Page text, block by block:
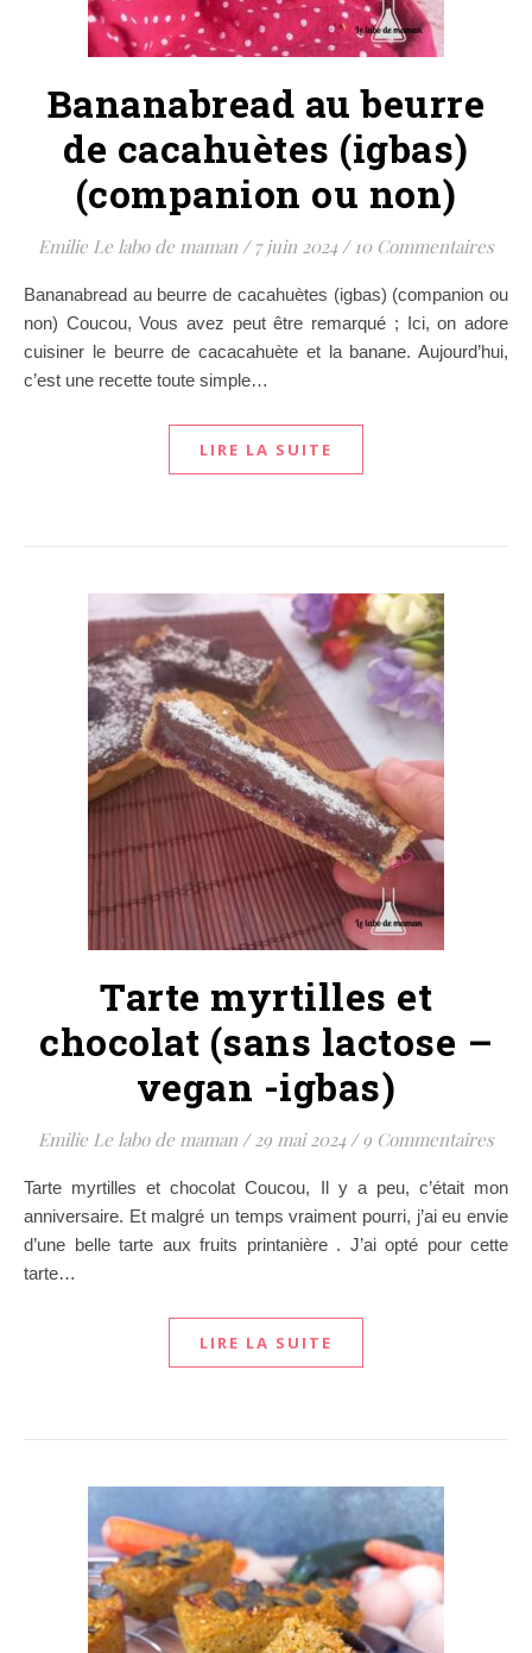
Bananabread au beurre
de cacahuètes (igbas)
(companion ou non)
Emilie Le labo de maman / 7 juin 2024 / 10 Commentaires
Bananabread au beurre de cacahuètes (igbas) (companion ou
non) Coucou, Vous avez peut être remarqué ; Ici, on adore
cuisiner le beurre de cacacahuète et la banane. Aujourd’hui,
c’est une recette toute simple…
LIRE LA SUITE
Tarte myrtilles et
chocolat (sans lactose –
vegan -igbas)
Emilie Le labo de maman / 29 mai 2024 / 9 Commentaires
Tarte myrtilles et chocolat Coucou, Il y a peu, c’était mon
anniversaire. Et malgré un temps vraiment pourri, j’ai eu envie
d’une belle tarte aux fruits printanière . J’ai opté pour cette
tarte…
LIRE LA SUITE